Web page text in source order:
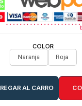
COLOR
Naranja
Roja
AL CARRO